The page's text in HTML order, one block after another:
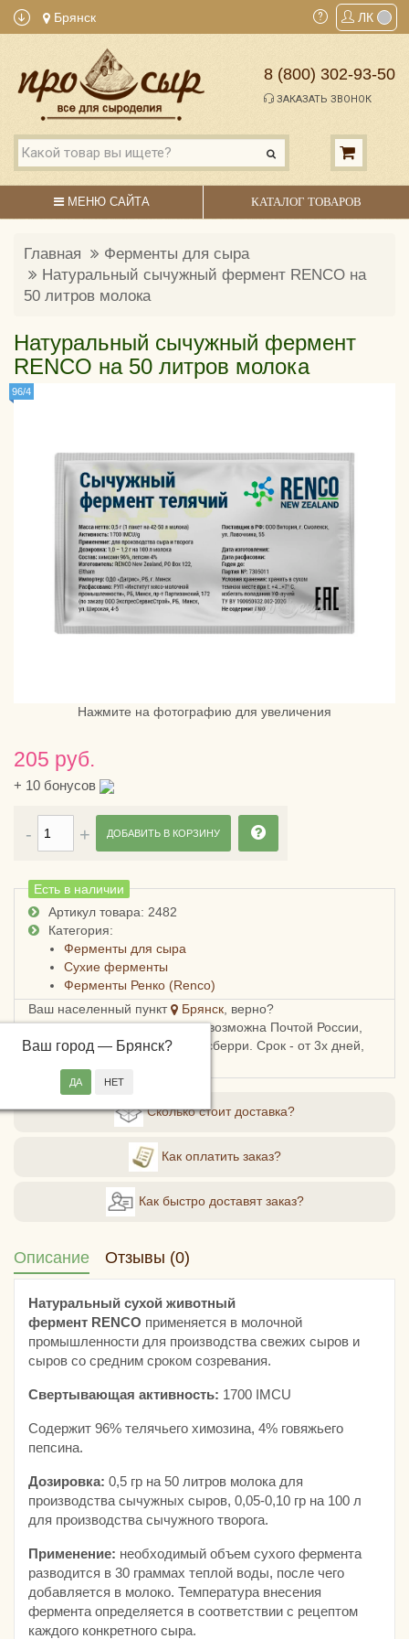
Брянск ЛК
8 (800) 302-93-50
ЗАКАЗАТЬ ЗВОНОК
МЕНЮ САЙТА КАТАЛОГ ТОВАРОВ
Главная
Ферменты для сыра
Натуральный сычужный фермент RENCO на
50 литров молока
Натуральный сычужный фермент
RENCO на 50 литров молока
96/4
Нажмите на фотографию для увеличения
205 руб.
+ 10 бонусов
Есть в наличии
Артикул товара: 2482
Категория:
Ферменты для сыра
Сухие ферменты
Ферменты Ренко (Renco)
Ваш населенный пункт
Брянск , верно?
Ваш город — Брянск?
Доставка в Брянскую область возможна Почтой России,
СДЭКом, Пятерочкой или Боксберри. Срок - от 3х дней,
ДОБАВИТЬ В КОРЗИНУ
Сколько стоит доставка?
Как оплатить заказ?
Как быстро доставят заказ?
Описание Отзывы (0)
Натуральный сухой животный
фермент RENCO применяется в молочной
промышленности для производства свежих сыров и
сыров со средним сроком созревания.
Свертывающая активность: 1700 IMCU
Содержит 96% телячьего химозина, 4% говяжьего
пепсина.
Дозировка: 0,5 гр на 50 литров молока для
производства сычужных сыров, 0,05-0,10 гр на 100 л
для производства сычужного творога.
Применение: необходимый объем сухого фермента
разводится в 30 граммах теплой воды, после чего
добавляется в молоко. Температура внесения
фермента определяется в соответствии с рецептом
каждого конкретного сыра.